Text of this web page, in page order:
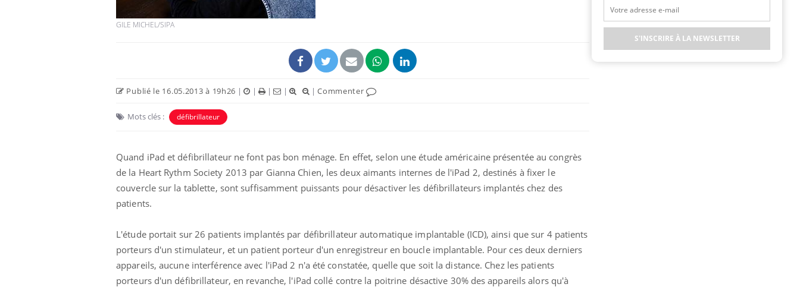
GILE MICHEL/SIPA
Publié le 16.05.2013 à 19h26 | | | | |Commenter
Mots clés : défibrillateur
Quand iPad et défibrillateur ne font pas bon ménage. En effet, selon une étude américaine présentée au congrès
de la Heart Rythm Society 2013 par Gianna Chien, les deux aimants internes de l'iPad 2, destinés à fixer le
couvercle sur la tablette, sont suffisamment puissants pour désactiver les défibrillateurs implantés chez des
patients.
L'étude portait sur 26 patients implantés par défibrillateur automatique implantable (ICD), ainsi que sur 4 patients
porteurs d'un stimulateur, et un patient porteur d'un enregistreur en boucle implantable. Pour ces deux derniers
appareils, aucune interférence avec l'iPad 2 n'a été constatée, quelle que soit la distance. Chez les patients
porteurs d'un défibrillateur, en revanche, l'iPad collé contre la poitrine désactive 30% des appareils alors qu'à
S'INSCRIRE À LA NEWSLETTER